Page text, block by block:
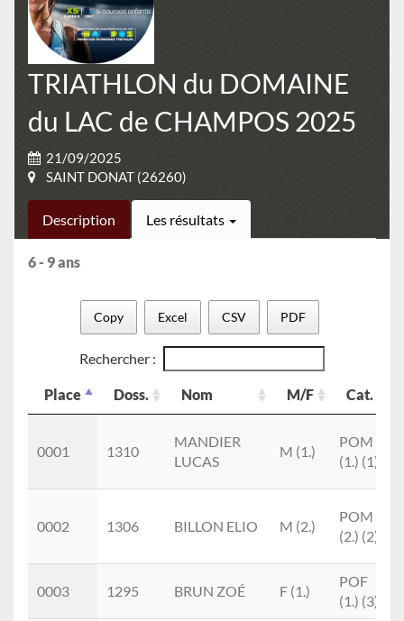
TRIATHLON du DOMAINE
du LAC de CHAMPOS 2025
21/09/2025
SAINT DONAT (26260)
Description Les résultats
6 - 9 ans
Copy Excel CSV PDF
Rechercher :
Place Doss. Nom M/F
Cat.
0001
1310
MANDIER
LUCAS
M (1.)
POM
(1.) (1)
0002 1306 BILLON ELIO M (2.)
POM
(2.) (2)
0003 1295 BRUN ZOÉ F (1.)
POF
(1.) (3)